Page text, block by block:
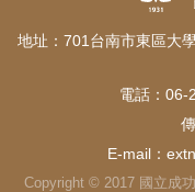
地址：701台南市東區大
電話：06-
E-mail：
Copyright © 2017 國立成